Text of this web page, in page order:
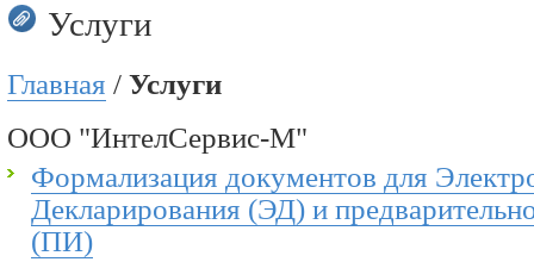
Услуги
Главная / Услуги
ООО "ИнтелСервис-М"
Формализация документов для
Декларирования (ЭД) и
(ПИ)